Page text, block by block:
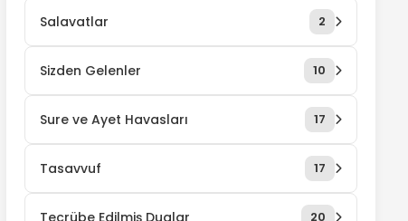
Salavatlar 2
Sizden Gelenler 10
Sure ve Ayet Havasları 17
Tasavvuf 17
Tecrübe Edilmiş Dualar 20